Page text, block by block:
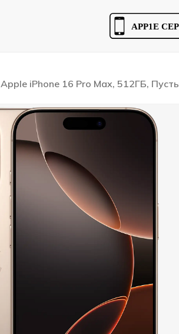
Apple iPhone 16 Pro Max, 512ГБ,